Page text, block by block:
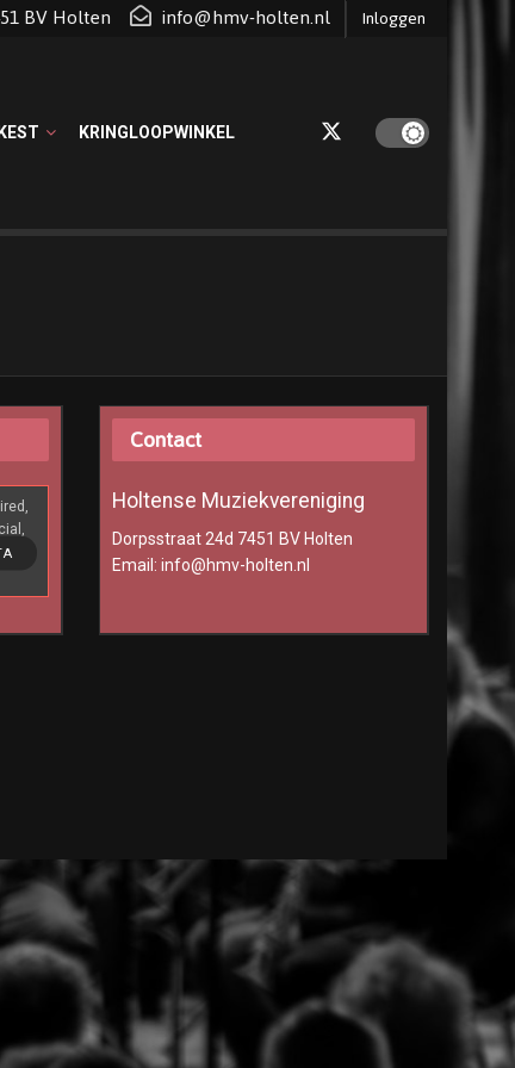
BV Holten info@hmv-holten.nl Inloggen
KRINGLOOPWINKEL
to
Contact
Holtense Muziekvereniging
Dorpsstraat 24d 7451 BV Holten
Email: info@hmv-holten.nl